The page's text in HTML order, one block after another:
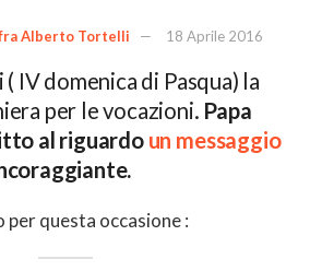
Alberto Tortelli 18 Aprile 2016
IV domenica di Pasqua) la
per le vocazioni. Papa
al riguardo un messaggio
per questa occasione :